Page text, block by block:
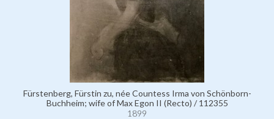
Fürstenberg, Fürstin zu, née Countess Irma von Schönborn-
Buchheim; wife of Max Egon II (Recto) / 112355
1899